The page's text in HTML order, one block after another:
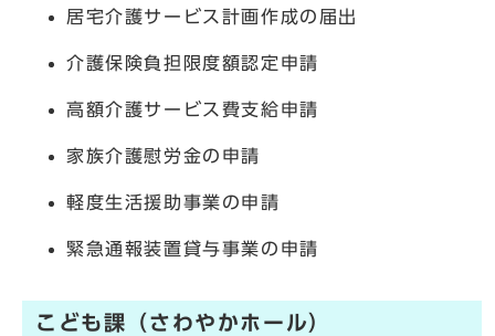
居宅介護サービス計画作成の届出
介護保険負担限度額認定申請
高額介護サービス費支給申請
家族介護慰労金の申請
軽度生活援助事業の申請
緊急通報装置貸与事業の申請
こども課（さわやかホール）